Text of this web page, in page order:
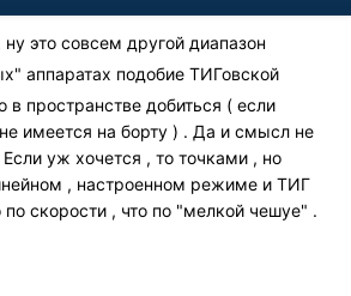
ну это совсем другой диапазон
аппаратах подобие ТИГовской
пространстве добиться ( если
имеется на борту ) . Да и смысл не
Если уж хочется , то точками , но
, настроенном режиме и ТИГ
по скорости , что по "мелкой чешуе" .